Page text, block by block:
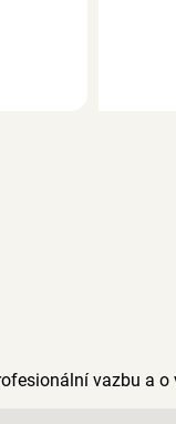
vazbu a o